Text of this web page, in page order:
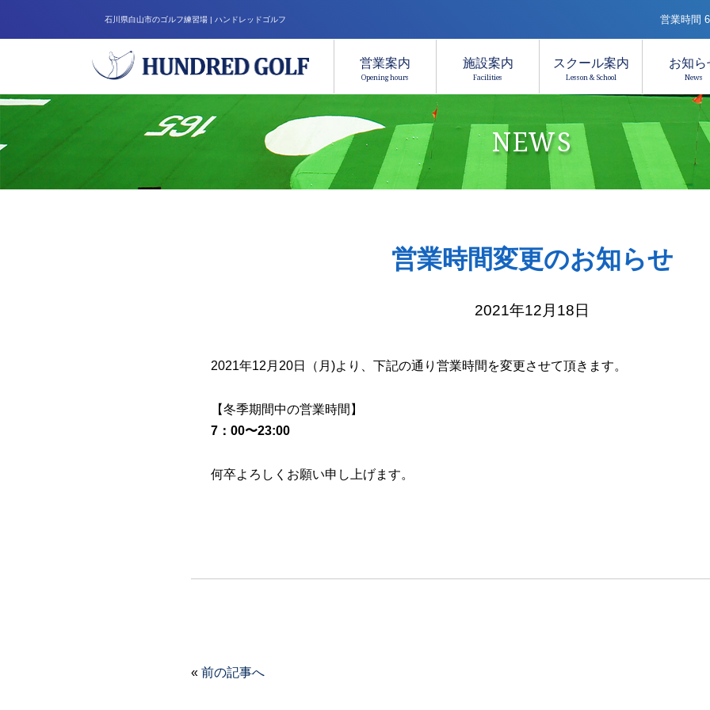
石川県白山市のゴルフ練習場 | ハンドレッドゴルフ 営業時間
営業案内
Opening hours
施設案内
Facilities
スクール案内
Lesson & School
お知ら
News
NEWS
営業時間変更のお知らせ
2021年12月18日
2021年12月20日（月)より、下記の通り営業時間を変更させて頂きます。
【冬季期間中の営業時間】
7：00〜23:00
何卒よろしくお願い申し上げます。
«前の記事へ